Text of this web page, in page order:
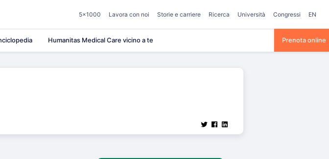
5×1000 Lavora con noi Storie e carriere Ricerca Università Congressi EN
Humanitas Medical Care vicino a te Prenota online